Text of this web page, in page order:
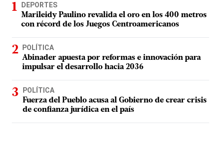
DEPORTES
Marileidy Paulino revalida el oro en los 400 metros
con récord de los Juegos Centroamericanos
POLÍTICA
Abinader apuesta por reformas e innovación para
impulsar el desarrollo hacia 2036
POLÍTICA
Fuerza del Pueblo acusa al Gobierno de crear crisis
de confianza jurídica en el país